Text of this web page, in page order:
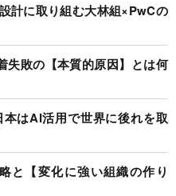
計に取り組む大林組×PwCの
失敗の【本質的原因】とは何
本はAI活用で世界に後れを取
と【変化に強い組織の作り